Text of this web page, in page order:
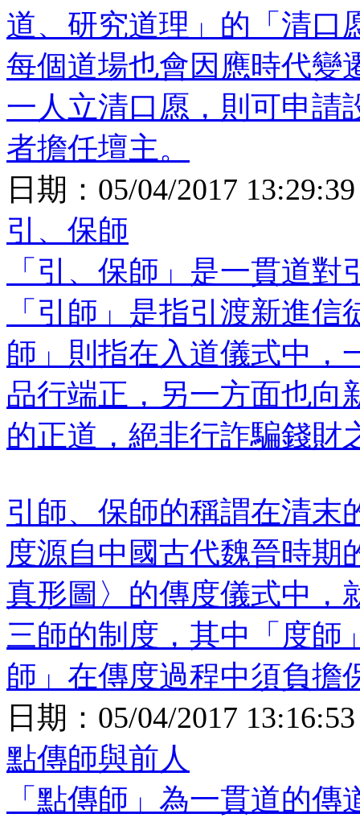
道、研究道理」的「清口
每個道場也會因應時代變
一人立清口愿，則可申請
者擔任壇主。
日期： 05/04/2017 13:29:39
引、保師
「引、保師」是一貫道
「引師」是指引渡新進
師」則指在入道儀式中，
品行端正，另一方面也向
的正道，絕非行詐騙錢財
引師、保師的稱謂在清末
度源自中國古代魏晉時期
真形圖〉的傳度儀式中，
三師的制度，其中「度師
師」在傳度過程中須負擔
日期： 05/04/2017 13:16:53
點傳師與前人
「點傳師」為一貫道的